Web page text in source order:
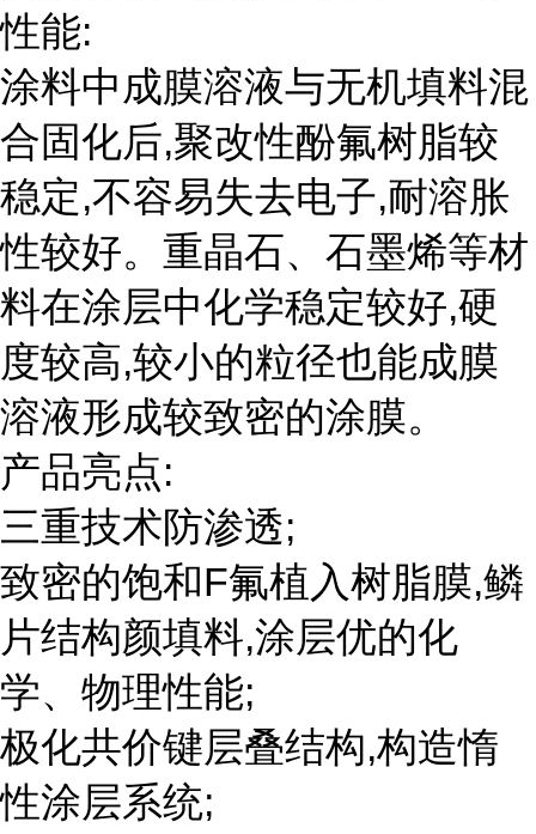
性能:
涂料中成膜溶液与无机填料混
合固化后,聚改性酚氟树脂较
稳定,不容易失去电子,耐溶胀
性较好。重晶石、石墨烯等材
料在涂层中化学稳定较好,硬
度较高,较小的粒径也能成膜
溶液形成较致密的涂膜。
产品亮点:
三重技术防渗透;
致密的饱和F氟植入树脂膜,鳞
片结构颜填料,涂层优的化
学、物理性能;
极化共价键层叠结构,构造惰
性涂层系统;